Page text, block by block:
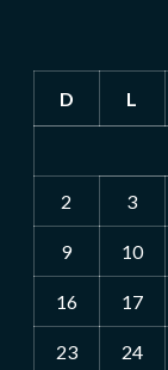
D L
2 3
9 10
16 17
23 24